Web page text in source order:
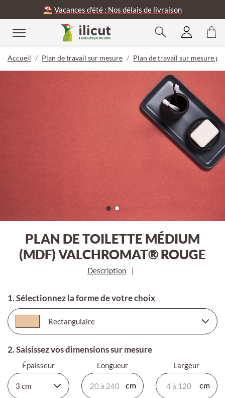
⛱️ Vacances d'été : Nos délais de livraison
Accueil Plan de travail sur mesure Plan de travail sur mesure
PLAN DE TOILETTE MÉDIUM
(MDF) VALCHROMAT® ROUGE
Description
1. Sélectionnez la forme de votre choix
2. Saisissez vos dimensions sur mesure
Épaisseur Longueur Largeur